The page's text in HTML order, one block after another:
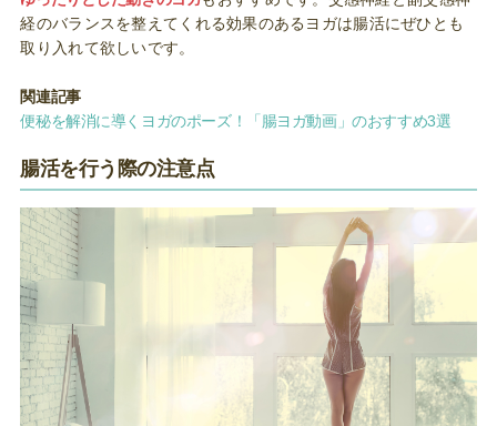
経のバランスを整えてくれる効果のあるヨガは腸活にぜひとも
取り入れて欲しいです。
関連記事
便秘を解消に導くヨガのポーズ！「腸ヨガ動画」のおすすめ3選
腸活を行う際の注意点